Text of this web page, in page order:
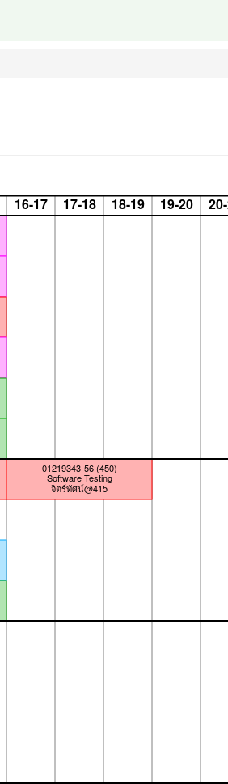
16-17 17-18 18-19 19-20
01219343-56 (450)
Software Testing
จิตร์ทัศน์@415